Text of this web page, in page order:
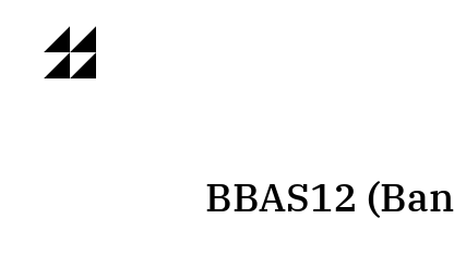
BBAS12